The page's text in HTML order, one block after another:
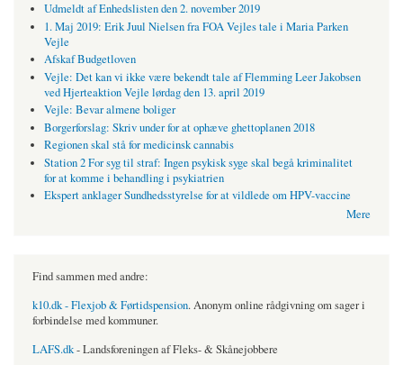
Udmeldt af Enhedslisten den 2. november 2019
1. Maj 2019: Erik Juul Nielsen fra FOA Vejles tale i Maria Parken
Vejle
Afskaf Budgetloven
Vejle: Det kan vi ikke være bekendt tale af Flemming Leer Jakobsen
ved Hjerteaktion Vejle lørdag den 13. april 2019
Vejle: Bevar almene boliger
Borgerforslag: Skriv under for at ophæve ghettoplanen 2018
Regionen skal stå for medicinsk cannabis
Station 2 For syg til straf: Ingen psykisk syge skal begå kriminalitet
for at komme i behandling i psykiatrien
Ekspert anklager Sundhedsstyrelse for at vildlede om HPV-vaccine
Mere
Find sammen med andre:
k10.dk - Flexjob & Førtidspension. Anonym online rådgivning om sager i
forbindelse med kommuner.
LAFS.dk- Landsforeningen af Fleks- & Skånejobbere